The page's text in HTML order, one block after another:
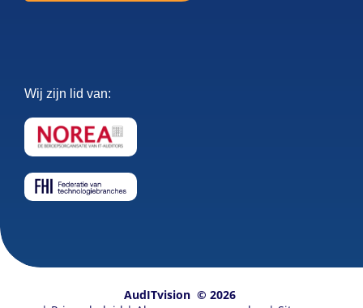
Wij zijn lid van:
AudITvision © 2026